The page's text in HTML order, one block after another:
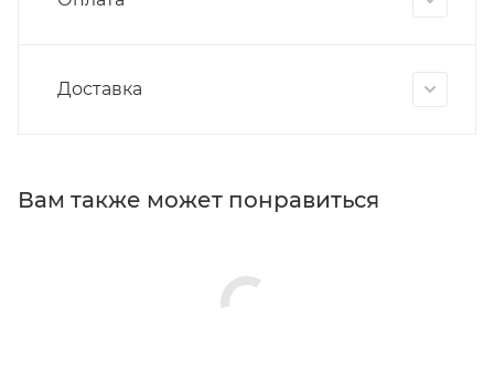
Доставка
Вам также может понравиться